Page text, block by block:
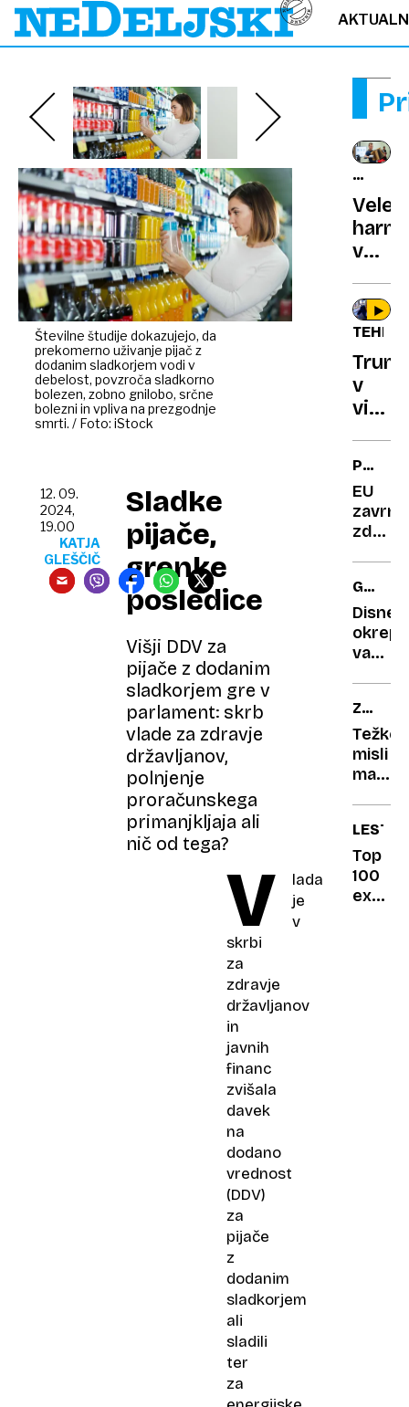
Številne študije dokazujejo, da
prekomerno uživanje pijač z
dodanim sladkorjem vodi v
debelost, povzroča sladkorno
bolezen, zobno gnilobo, srčne
bolezni in vpliva na prezgodnje
smrti. / Foto: iStock
Sladke
pijače,
grenke
posledice
Višji DDV za
pijače z dodanim
sladkorjem gre v
parlament: skrb
vlade za zdravje
državljanov,
polnjenje
proračunskega
primanjkljaja ali
nič od tega?
12. 09.
2024,
19.00
KATJA
GLEŠČIČ
V
lada
je
v
skrbi
za
zdravje
državljanov
in
javnih
financ
zvišala
davek
na
dodano
vrednost
(DDV)
za
pijače
z
dodanim
sladkorjem
ali
sladili
ter
za
v
na
nov
v
EU
za
GAL
GADOT
Disney
okrepil
potem
ko je
prejela
Težke
misli
mame
hčerin
prvi
šolski
Top
100
ex